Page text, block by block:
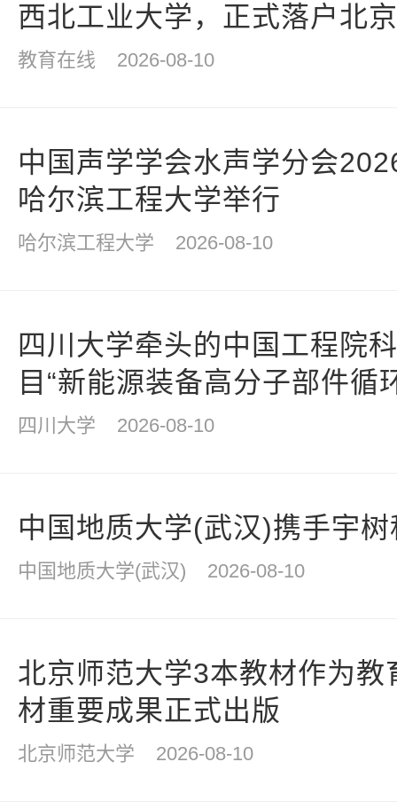
西北工业大学，正式落户北京
教育在线 2026-08-10
中国声学学会水声学分会
哈尔滨工程大学举行
哈尔滨工程大学 2026-08-10
四川大学牵头的中国工程院
目“新能源装备高分子部件循
动
四川大学 2026-08-10
中国地质大学(武汉)携手宇
中国地质大学(武汉) 2026-08-10
北京师范大学3本教材作为教
材重要成果正式出版
北京师范大学 2026-08-10